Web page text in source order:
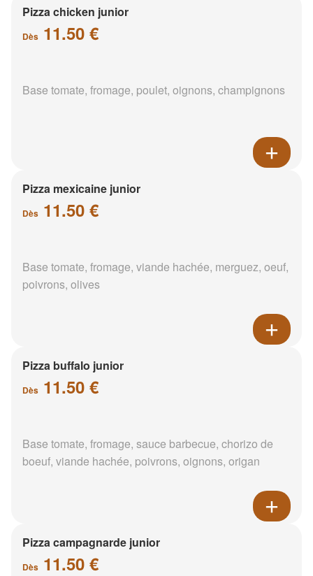
Pizza chicken junior
Dès 11.50 €
Base tomate, fromage, poulet, oignons, champignons
Pizza mexicaine junior
Dès 11.50 €
Base tomate, fromage, viande hachée, merguez, oeuf,
poivrons, olives
Pizza buffalo junior
Dès 11.50 €
Base tomate, fromage, sauce barbecue, chorizo de
boeuf, viande hachée, poivrons, oignons, origan
Pizza campagnarde junior
Dès 11.50 €